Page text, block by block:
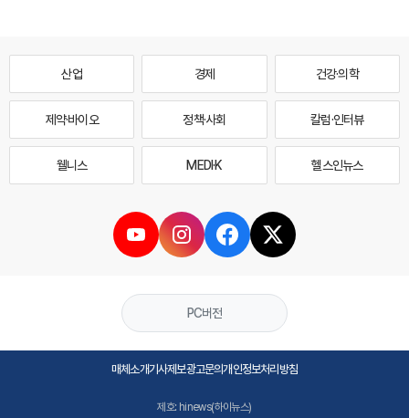
산업 경제 건강·의학
제약·바이오 정책·사회 칼럼·인터뷰
웰니스 MEDI·K 헬스인뉴스
PC버전
매체소개기사제보광고문의개인정보처리방침
제호: hinews(하이뉴스)